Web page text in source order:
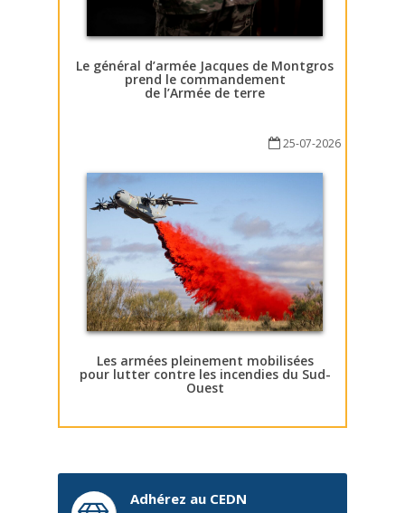
Le général d’armée Jacques de Montgros
prend le commandement
de l’Armée de terre
25-07-2026
Les armées pleinement mobilisées
pour lutter contre les incendies du Sud-
Ouest
Adhérez au CEDN